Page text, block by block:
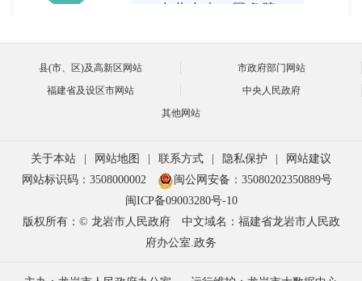
中共中央、国务院
海峡两岸融合发展新
台后，龙岩市委、市
政府高度重视，按照
省委省政府的部署要
县(市、区)及高新区网站
市政府部门网站
福建省及设区市网站
中央人民政府
其他网站
关于本站 网站地图 联系方式 隐私保护
网站建议
网站标识码：3508000002
闽公网安备：35080202350889号
闽ICP备09003280号-10
版权所有：© 龙岩市人民政府
中文域名：福建省龙岩市人民政
府办公室.政务